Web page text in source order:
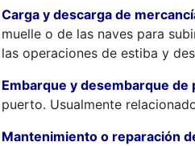
Carga y descarga de
muelle o de las naves para
las operaciones de estiba y
Embarque y desembarque de
puerto. Usualmente
Mantenimiento o reparación